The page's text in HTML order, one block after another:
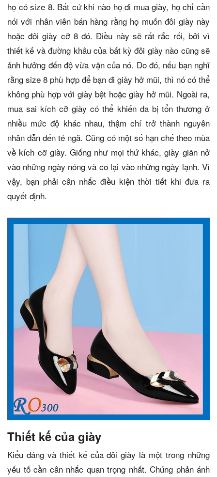
họ có size 8. Bất cứ khi nào họ đi mua giày, họ chỉ cần
nói với nhân viên bán hàng rằng họ muốn đôi giày này
hoặc đôi giày cỡ 8 đó. Điều này sẽ rất rắc rối, bởi vì
thiết kế và đường khâu của bất kỳ đôi giày nào cũng sẽ
ảnh hưởng đến độ vừa vặn của nó. Do đó, nếu bạn nghĩ
rằng size 8 phù hợp để bạn đi giày hở mũi, thì nó có thể
không phù hợp với giày bệt hoặc giày hở mũi. Ngoài ra,
mua sai kích cỡ giày có thể khiến da bị tổn thương ở
nhiều mức độ khác nhau, thậm chí trở thành nguyên
nhân dẫn đến té ngã. Cũng có một số hạn chế theo mùa
về kích cỡ giày. Giống như mọi thứ khác, giày giãn nở
vào những ngày nóng và co lại vào những ngày lạnh. Vì
vậy, bạn phải cân nhắc điều kiện thời tiết khi đưa ra
quyết định.
Thiết kế của giày
Kiểu dáng và thiết kế của đôi giày là một trong những
yếu tố cần cân nhắc quan trọng nhất. Chúng phản ánh